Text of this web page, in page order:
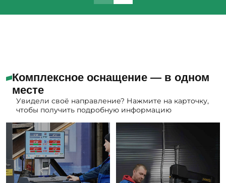
Комплексное оснащение — в одном
месте
Увидели своё направление? Нажмите на карточку,
чтобы получить подробную информацию